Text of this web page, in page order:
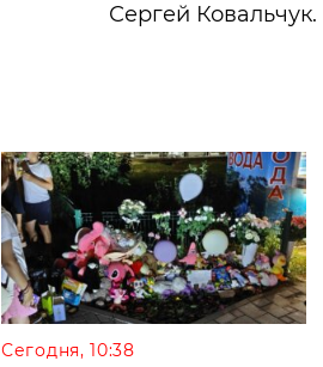
Сергей Ковальчук.
Сегодня, 10:38